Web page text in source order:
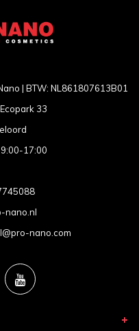
| BTW: NL861807613B01
33
17:00
nano.nl
nano.com